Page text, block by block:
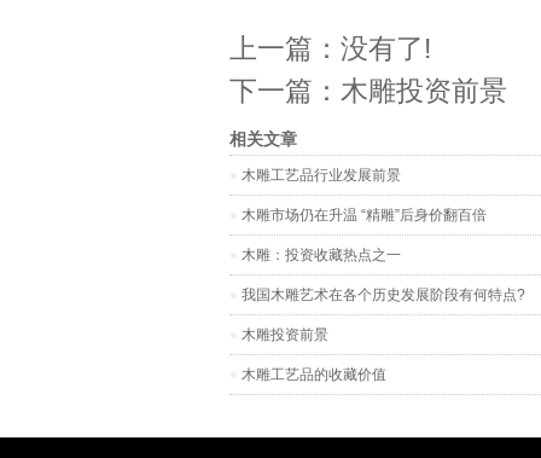
上一篇：没有了!
下一篇： 木雕投资前景
相关文章
木雕工艺品行业发展前景
木雕市场仍在升温 “精雕”后身价翻百倍
木雕：投资收藏热点之一
我国木雕艺术在各个历史发展阶段有何特点?
木雕投资前景
木雕工艺品的收藏价值